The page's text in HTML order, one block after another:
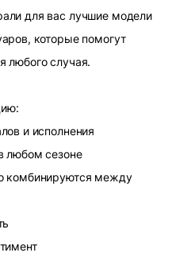
для вас лучшие модели
которые помогут
любого случая.
и исполнения
любом сезоне
комбинируются между